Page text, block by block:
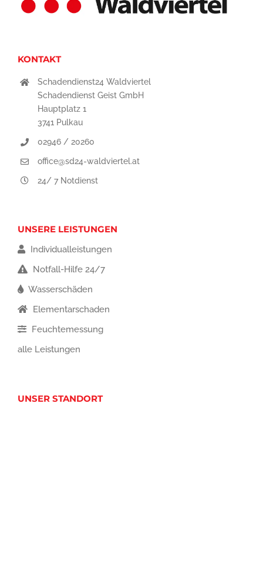
KONTAKT
Schadendienst24 Waldviertel
Schadendienst Geist GmbH
Hauptplatz 1
3741 Pulkau
02946 / 20260
office@sd24-waldviertel.at
24/ 7 Notdienst
UNSERE LEISTUNGEN
Individualleistungen
Notfall-Hilfe 24/7
Wasserschäden
Elementarschaden
Feuchtemessung
alle Leistungen
UNSER STANDORT